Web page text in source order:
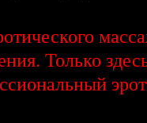
Только